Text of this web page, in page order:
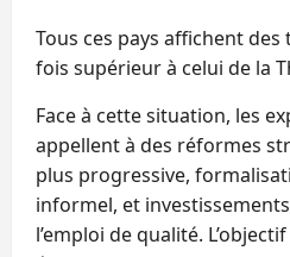
Tous ces pays affichent des
fois supérieur à celui de la
Face à cette situation, les
appellent à des réformes
plus progressive,
informel, et
l’emploi de qualité.